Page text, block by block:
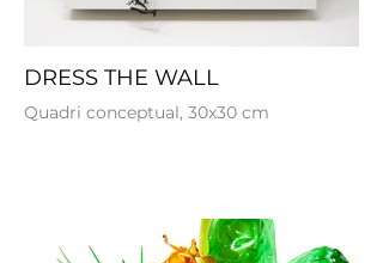
DRESS THE WALL
Quadri conceptual, 30x30 cm